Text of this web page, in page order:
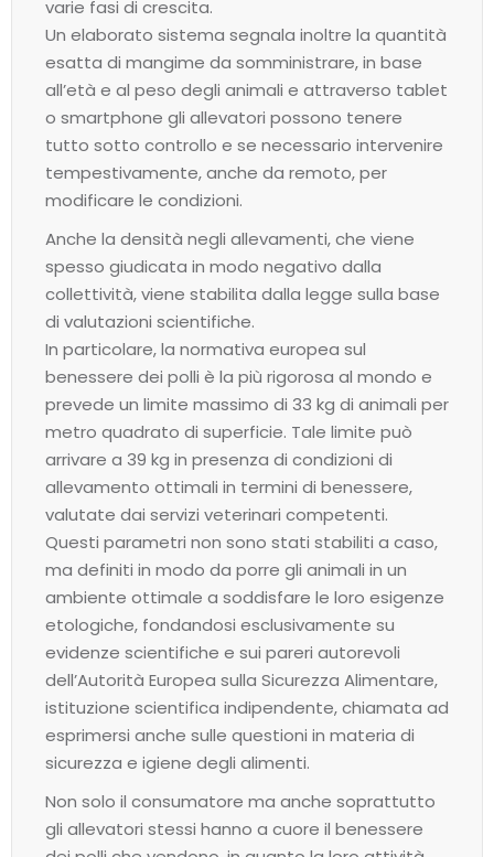
varie fasi di crescita.
Un elaborato sistema segnala inoltre la quantità
esatta di mangime da somministrare, in base
all’età e al peso degli animali e attraverso tablet
o smartphone gli allevatori possono tenere
tutto sotto controllo e se necessario intervenire
tempestivamente, anche da remoto, per
modificare le condizioni.
Anche la densità negli allevamenti, che viene
spesso giudicata in modo negativo dalla
collettività, viene stabilita dalla legge sulla base
di valutazioni scientifiche.
In particolare, la normativa europea sul
benessere dei polli è la più rigorosa al mondo e
prevede un limite massimo di 33 kg di animali per
metro quadrato di superficie. Tale limite può
arrivare a 39 kg in presenza di condizioni di
allevamento ottimali in termini di benessere,
valutate dai servizi veterinari competenti.
Questi parametri non sono stati stabiliti a caso,
ma definiti in modo da porre gli animali in un
ambiente ottimale a soddisfare le loro esigenze
etologiche, fondandosi esclusivamente su
evidenze scientifiche e sui pareri autorevoli
dell’Autorità Europea sulla Sicurezza Alimentare,
istituzione scientifica indipendente, chiamata ad
esprimersi anche sulle questioni in materia di
sicurezza e igiene degli alimenti.
Non solo il consumatore ma anche soprattutto
gli allevatori stessi hanno a cuore il benessere